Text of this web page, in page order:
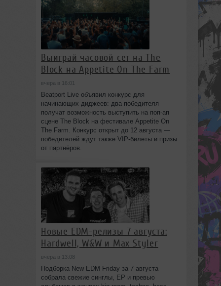
Выиграй часовой сет на The
Block на Appetite On The Farm
вчера в 16:01
Beatport Live объявил конкурс для
начинающих диджеев: два победителя
получат возможность выступить на поп‑ап
сцене The Block на фестивале Appetite On
The Farm. Конкурс открыт до 12 августа —
победителей ждут также VIP‑билеты и призы
от партнёров.
Новые EDM-релизы 7 августа:
Hardwell, W&W и Max Styler
вчера в 13:08
Подборка New EDM Friday за 7 августа
собрала свежие синглы, EP и превью